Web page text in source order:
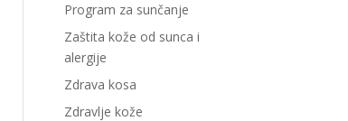
Program za sunčanje
Zaštita kože od sunca i
alergije
Zdrava kosa
Zdravlje kože